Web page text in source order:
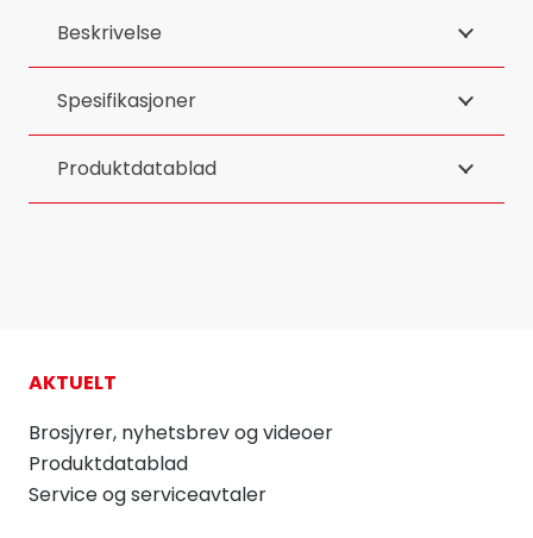
Beskrivelse
Spesifikasjoner
Produktdatablad
AKTUELT
Brosjyrer, nyhetsbrev og videoer
Produktdatablad
Service og serviceavtaler